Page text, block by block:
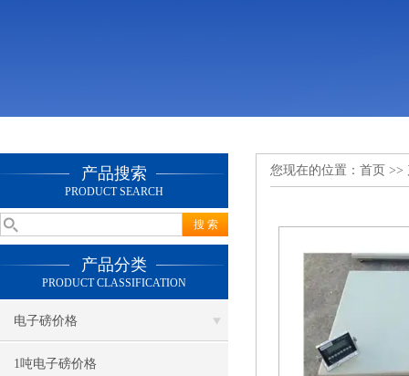
产品搜索
PRODUCT SEARCH
产品分类
PRODUCT CLASSIFICATION
电子磅价格
1吨电子磅价格
您现在的位置： 首页 >>